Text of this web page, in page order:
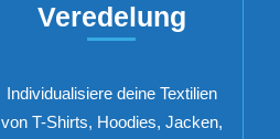
Veredelung
Individualisiere deine Textilien
von T-Shirts, Hoodies, Jacken,